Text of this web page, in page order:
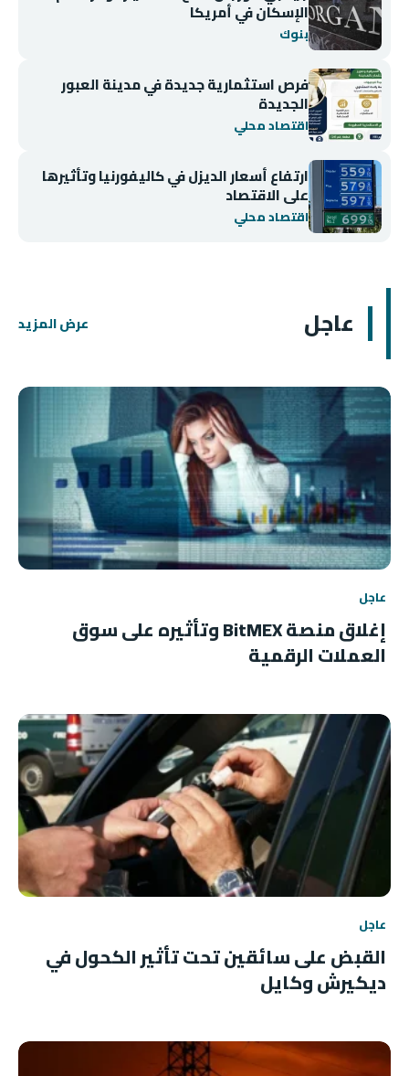
الإسكان في أمريكا
بنوك
فرص استثمارية جديدة في مدينة العبور
الجديدة
اقتصاد محلي
ارتفاع أسعار الديزل في كاليفورنيا وتأثيرها
على الاقتصاد
اقتصاد محلي
عاجل عرض المزيد
عاجل
إغلاق منصة BitMEX وتأثيره على سوق
العملات الرقمية
عاجل
القبض على سائقين تحت تأثير الكحول في
ديكيرش وكايل